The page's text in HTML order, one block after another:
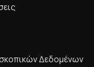
Δεδομένων